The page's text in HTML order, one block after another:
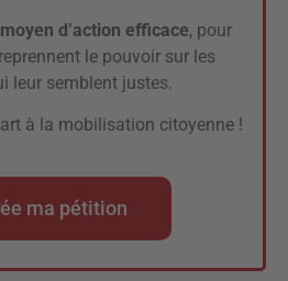
moyen d’action efficace, pour
le pouvoir sur les
leur semblent justes.
à la mobilisation citoyenne !
ma pétition